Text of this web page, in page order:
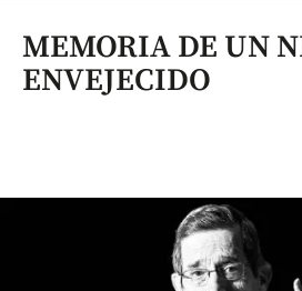
MEMORIA DE UN
ENVEJECIDO